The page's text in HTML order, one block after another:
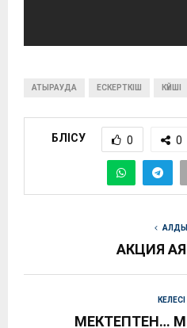
АТЫРАУДА ЕСКЕРТКІШ КҮЙШІ
БӨЛІСУ 0 0
АКЦИЯ
КЕЛЕСІ
МЕКТЕПТЕН…